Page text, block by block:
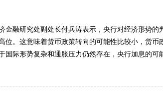
融研究处副处长付兵涛表示，央行对经济形势的
位。这意味着货币政策转向的可能性比较小，货币
国际形势复杂和通胀压力仍然存在，央行加息的可